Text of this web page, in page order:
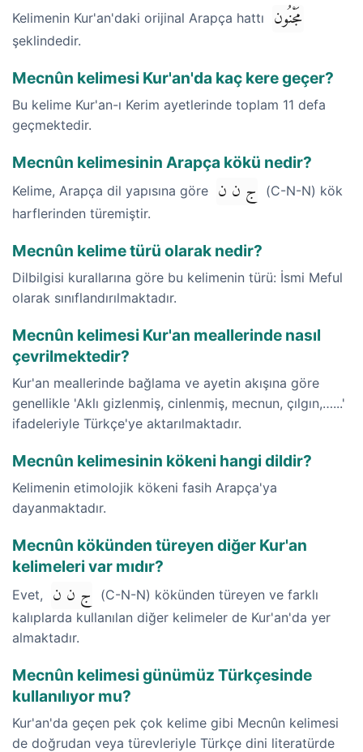
Kelimenin Kur'an'daki orijinal Arapça hattı مَجْنُون
şeklindedir.
Mecnûn kelimesi Kur'an'da kaç kere geçer?
Bu kelime Kur'an-ı Kerim ayetlerinde toplam 11 defa
geçmektedir.
Mecnûn kelimesinin Arapça kökü nedir?
Kelime, Arapça dil yapısına göre ج ن ن
(C-N-N) kök
harflerinden türemiştir.
Mecnûn kelime türü olarak nedir?
Dilbilgisi kurallarına göre bu kelimenin türü: İsmi Meful
olarak sınıflandırılmaktadır.
Mecnûn kelimesi Kur'an meallerinde nasıl
çevrilmektedir?
Kur'an meallerinde bağlama ve ayetin akışına göre
genellikle 'Aklı gizlenmiş, cinlenmiş, mecnun, çılgın,…...'
ifadeleriyle Türkçe'ye aktarılmaktadır.
Mecnûn kelimesinin kökeni hangi dildir?
Kelimenin etimolojik kökeni fasih Arapça'ya
dayanmaktadır.
Mecnûn kökünden türeyen diğer Kur'an
kelimeleri var mıdır?
Evet, ج ن ن
(C-N-N) kökünden türeyen ve farklı
kalıplarda kullanılan diğer kelimeler de Kur'an'da yer
almaktadır.
Mecnûn kelimesi günümüz Türkçesinde
kullanılıyor mu?
Kur'an'da geçen pek çok kelime gibi Mecnûn kelimesi
de doğrudan veya türevleriyle Türkçe dini literatürde